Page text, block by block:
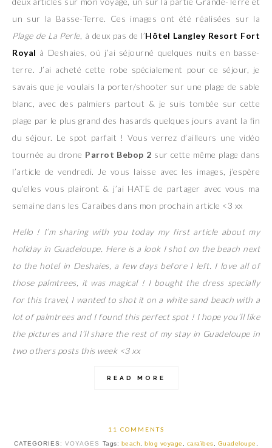
un sur la Basse-Terre. Ces images ont été réalisées sur la
Plage de La Perle, à deux pas de l’Hôtel Langley Resort Fort
Royal à Deshaies, où j’ai séjourné quelques nuits en basse-
terre. J’ai acheté cette robe spécialement pour ce séjour, je
savais que je voulais la porter/shooter sur une plage de sable
blanc, avec des palmiers partout & je suis tombée sur cette
plage par le plus grand des hasards quelques jours avant la fin
du séjour. Le spot parfait ! Vous verrez d’ailleurs une vidéo
tournée au drone Parrot Bebop 2 sur cette même plage dans
l’article de vendredi. Je vous laisse avec les images, j’espère
qu’elles vous plairont & j’ai HATE de partager avec vous ma
semaine dans les Caraïbes dans mon prochain article <3 xx
Hello ! I’m sharing with you today my first article about my
holiday in Guadeloupe. Here is a look I shot on the beach next
to the hotel in Deshaies, a few days before I left. I love all of
those palmtrees, it was magical ! I bought the dress specially
for this travel, I wanted to shot it on a white sand beach with a
lot of palmtrees and I found this perfect spot ! I hope you’ll like
the pictures and I’ll share the rest of my stay in Guadeloupe in
two others posts this week <3 xx
READ MORE
11 COMMENTS
CATEGORIES: VOYAGES Tags: beach, blog voyage , caraïbes, Guadeloupe ,